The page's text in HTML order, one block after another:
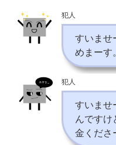
犯人
すいませ
めまーす
犯人
すいませ
んですけ
金くださ